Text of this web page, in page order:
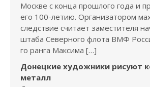
Москве с конца прошлого года и
его 100-летию. Организатором
следствие считает заместителя
штаба Северного флота ВМФ
го ранга Максима […]
Донецкие художники рисуют
металл